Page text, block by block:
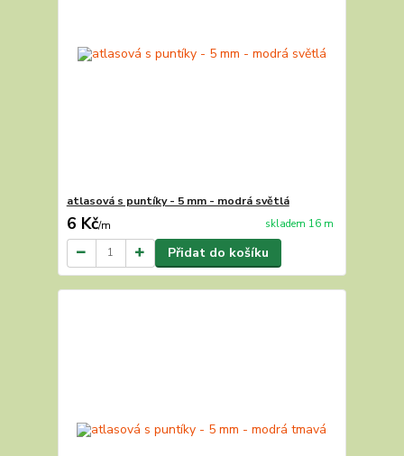
atlasová s puntíky - 5 mm - modrá světlá
6 Kč/m skladem 16 m
Přidat do košíku